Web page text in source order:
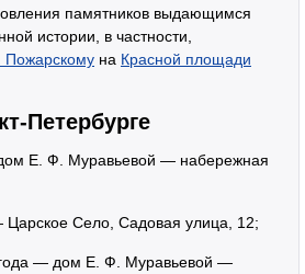
памятников выдающимся
истории, в частности,
на Красной площади
Петербурге
Е. Ф. Муравьевой — набережная
Село, Садовая улица, 12;
— дом Е. Ф. Муравьевой —